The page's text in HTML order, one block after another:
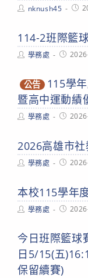
Postnknush45
Post
114-2班際籃
Post學務處
Post
公告
115學
暨高中運動績
Post學務處
Post
2026高雄市
Post學務處
Post
本校115學年
Post學務處
Post
今日班際籃球
日5/15(五
保留續賽)